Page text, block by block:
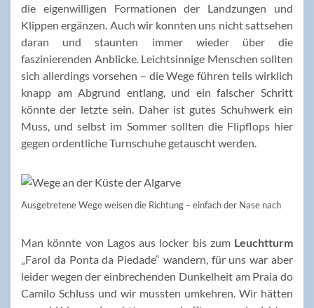
die eigenwilligen Formationen der Landzungen und
Klippen ergänzen. Auch wir konnten uns nicht sattsehen
daran und staunten immer wieder über die
faszinierenden Anblicke. Leichtsinnige Menschen sollten
sich allerdings vorsehen – die Wege führen teils wirklich
knapp am Abgrund entlang, und ein falscher Schritt
könnte der letzte sein. Daher ist gutes Schuhwerk ein
Muss, und selbst im Sommer sollten die Flipflops hier
gegen ordentliche Turnschuhe getauscht werden.
Ausgetretene Wege weisen die Richtung – einfach der Nase nach
Man könnte von Lagos aus locker bis zum Leuchtturm
„Farol da Ponta da Piedade“ wandern, für uns war aber
leider wegen der einbrechenden Dunkelheit am Praia do
Camilo Schluss und wir mussten umkehren. Wir hätten